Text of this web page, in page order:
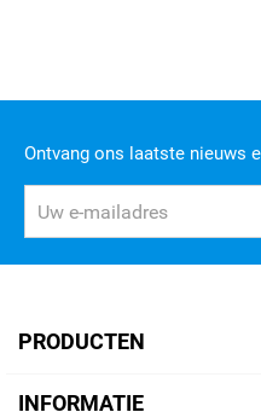
Ontvang ons laatste nieuws
PRODUCTEN
INFORMATIE